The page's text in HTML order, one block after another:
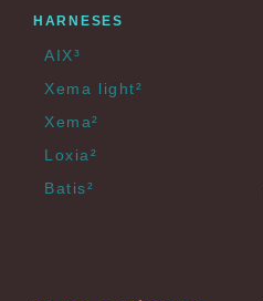
HARNESES
AIX³
Xema light²
Xema²
Loxia²
Batis²